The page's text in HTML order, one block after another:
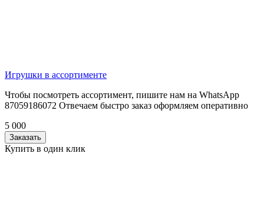
Игрушки в ассортименте
Чтобы посмотреть ассортимент, пишите нам на WhatsApp
87059186072 Отвечаем быстро заказ оформляем оперативно
5 000
Заказать
Купить в один клик